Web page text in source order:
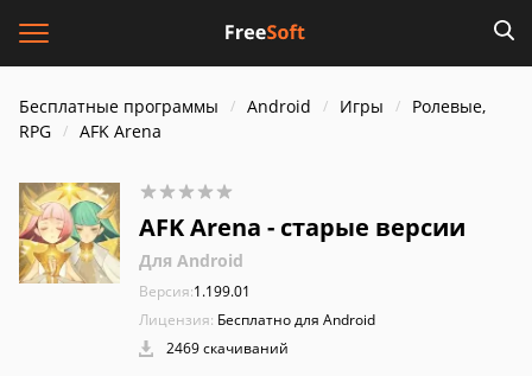
Бесплатные программы Android Игры
Ролевые,
RPG
AFK Arena
AFK Arena - старые версии
Для Android
Версия:1.199.01
Лицензия: Бесплатно для Android
2469 скачиваний